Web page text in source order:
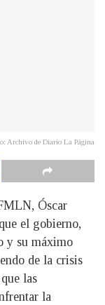
Archivo de Diario La Página
Óscar
el gobierno,
y su máximo
de la crisis
las
la